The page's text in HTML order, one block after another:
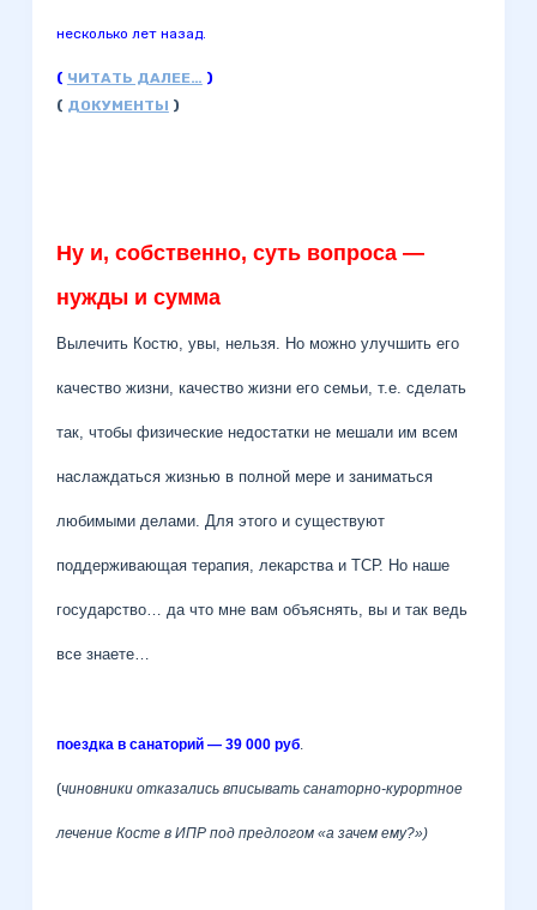
несколько лет назад.
( ЧИТАТЬ ДАЛЕЕ… )
( ДОКУМЕНТЫ )
Ну и, собственно, суть вопроса —
нужды и сумма
Вылечить Костю, увы, нельзя. Но можно улучшить его
качество жизни, качество жизни его семьи, т.е. сделать
так, чтобы физические недостатки не мешали им всем
наслаждаться жизнью в полной мере и заниматься
любимыми делами. Для этого и существуют
поддерживающая терапия, лекарства и ТСР. Но наше
государство… да что мне вам объяснять, вы и так ведь
все знаете…
поездка в санаторий — 39 000 руб.
(чиновники отказались вписывать санаторно-курортное
лечение Косте в ИПР под предлогом «а зачем ему?»)